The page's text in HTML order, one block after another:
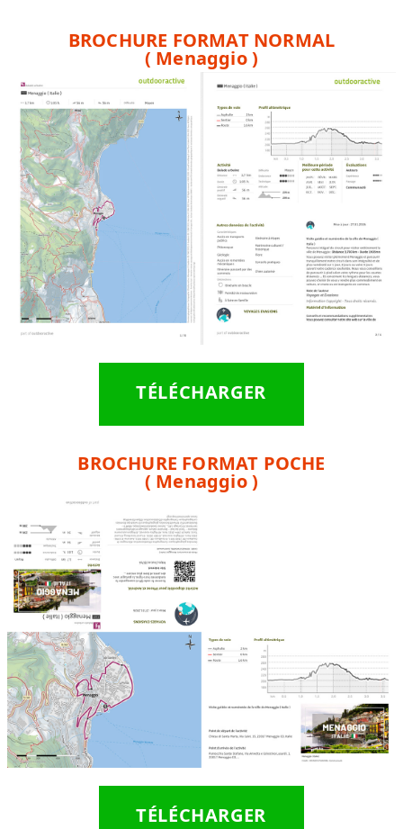
BROCHURE FORMAT NORMAL
( Menaggio )
TÉLÉCHARGER
BROCHURE FORMAT POCHE
( Menaggio )
TÉLÉCHARGER